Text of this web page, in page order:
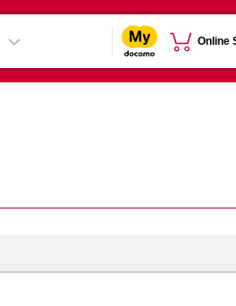
Online